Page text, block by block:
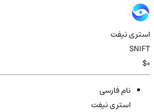
استری نیفت
SNIFT
$0
نام فارسی
استری نیفت